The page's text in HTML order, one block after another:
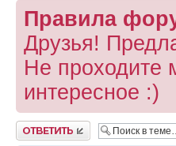
Правила
Друзья!
Не проходите
интересное :)
Ответить